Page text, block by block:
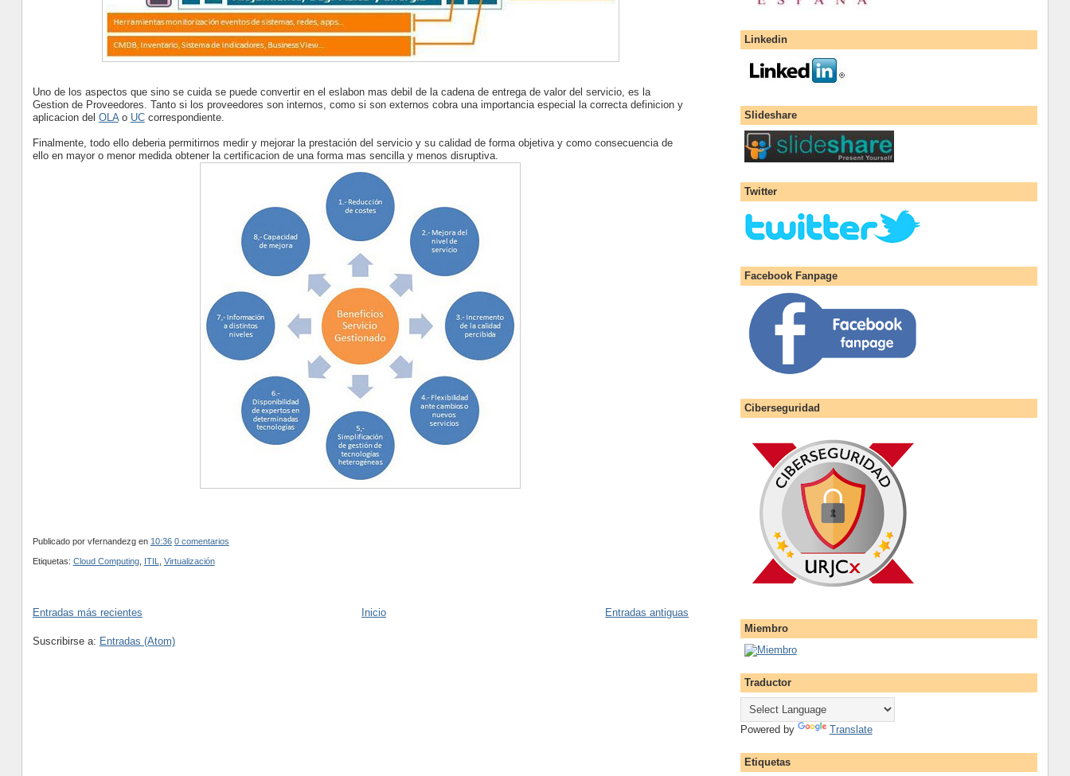
Uno de los aspectos que sino se cuida se puede convertir en el eslabon mas debil de la cadena de entrega de valor del servicio, es la
Gestion de Proveedores. Tanto si los proveedores son internos, como si son externos cobra una importancia especial la correcta definicion y
aplicacion del OLAo UCcorrespondiente.
Finalmente, todo ello deberia permitirnos medir y mejorar la prestación del servicio y su calidad de forma objetiva y como consecuencia de
ello en mayor o menor medida obtener la certificacion de una forma mas sencilla y menos disruptiva.
Publicado por vfernandezg en 10:36 0 comentarios
Etiquetas: Cloud Computing, ITIL Virtualización
Entradas más recientes Entradas antiguas
Inicio
Suscribirse a: Entradas (Atom)
Linkedin
Slideshare
Twitter
Facebook Fanpage
Ciberseguridad
Miembro
Traductor
Powered by Translate
Etiquetas